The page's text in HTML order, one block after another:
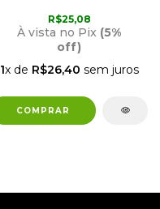
R$25,08
À vista no Pix (5%
off)
1x de R$26,40 sem juros